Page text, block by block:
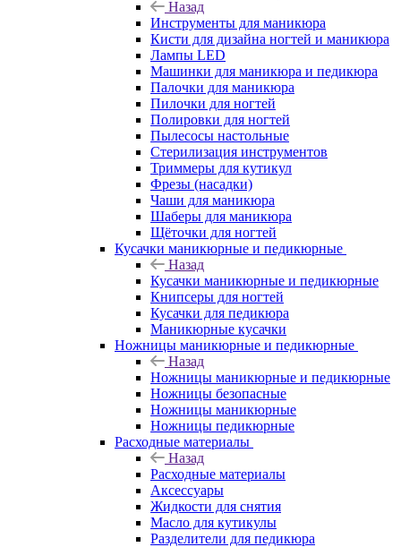
Назад
Инструменты для маникюра
Кисти для дизайна ногтей и маникюра
Лампы LED
Машинки для маникюра и педикюра
Палочки для маникюра
Пилочки для ногтей
Полировки для ногтей
Пылесосы настольные
Стерилизация инструментов
Триммеры для кутикул
Фрезы (насадки)
Чаши для маникюра
Шаберы для маникюра
Щёточки для ногтей
Кусачки маникюрные и педикюрные
Назад
Кусачки маникюрные и педикюрные
Книпсеры для ногтей
Кусачки для педикюра
Маникюрные кусачки
Ножницы маникюрные и педикюрные
Назад
Ножницы маникюрные и педикюрные
Ножницы безопасные
Ножницы маникюрные
Ножницы педикюрные
Расходные материалы
Назад
Расходные материалы
Аксессуары
Жидкости для снятия
Масло для кутикулы
Разделители для педикюра